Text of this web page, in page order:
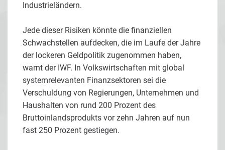
Industrieländern.
Jede dieser Risiken könnte die finanziellen
Schwachstellen aufdecken, die im Laufe der Jahre
der lockeren Geldpolitik zugenommen haben,
warnt der IWF. In Volkswirtschaften mit global
systemrelevanten Finanzsektoren sei die
Verschuldung von Regierungen, Unternehmen und
Haushalten von rund 200 Prozent des
Bruttoinlandsprodukts vor zehn Jahren auf nun
fast 250 Prozent gestiegen.